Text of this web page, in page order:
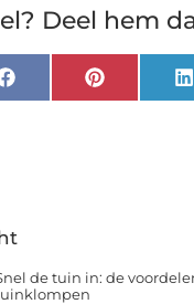
Deel hem
FacebookPinterest
de tuin in: de